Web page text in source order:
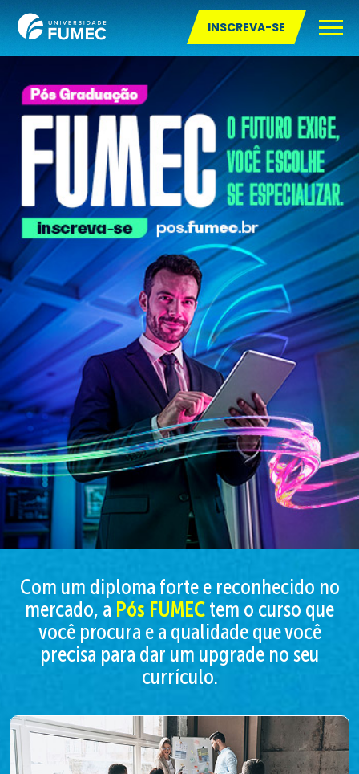
INSCREVA-SE
Pós-graduação Presencial
Pós-graduação Semipresencial
Pós-graduação a Distância
Pós-graduação Online com Aulas ao vivo
Mestrado
Doutorado e Pós-doutorado
Com um diploma forte e reconhecido no
mercado, a Pós FUMEC tem o curso que
você procura e a qualidade que você
precisa para dar um upgrade no seu
currículo.